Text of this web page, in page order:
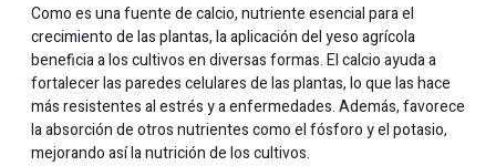
Como es una fuente de calcio, nutriente esencial para el
crecimiento de las plantas, la aplicación del yeso agrícola
beneficia a los cultivos en diversas formas. El calcio ayuda a
fortalecer las paredes celulares de las plantas, lo que las hace
más resistentes al estrés y a enfermedades. Además, favorece
la absorción de otros nutrientes como el fósforo y el potasio,
mejorando así la nutrición de los cultivos.